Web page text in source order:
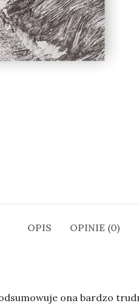
OPIS OPINIE (0)
ona bardzo